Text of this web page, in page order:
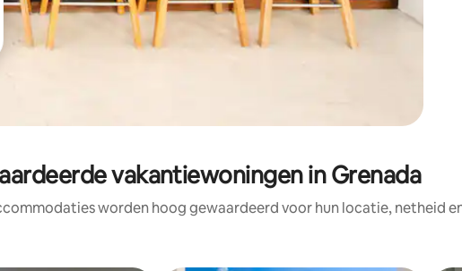
vakantiewoningen in Grenada
worden hoog gewaardeerd voor hun locatie, netheid